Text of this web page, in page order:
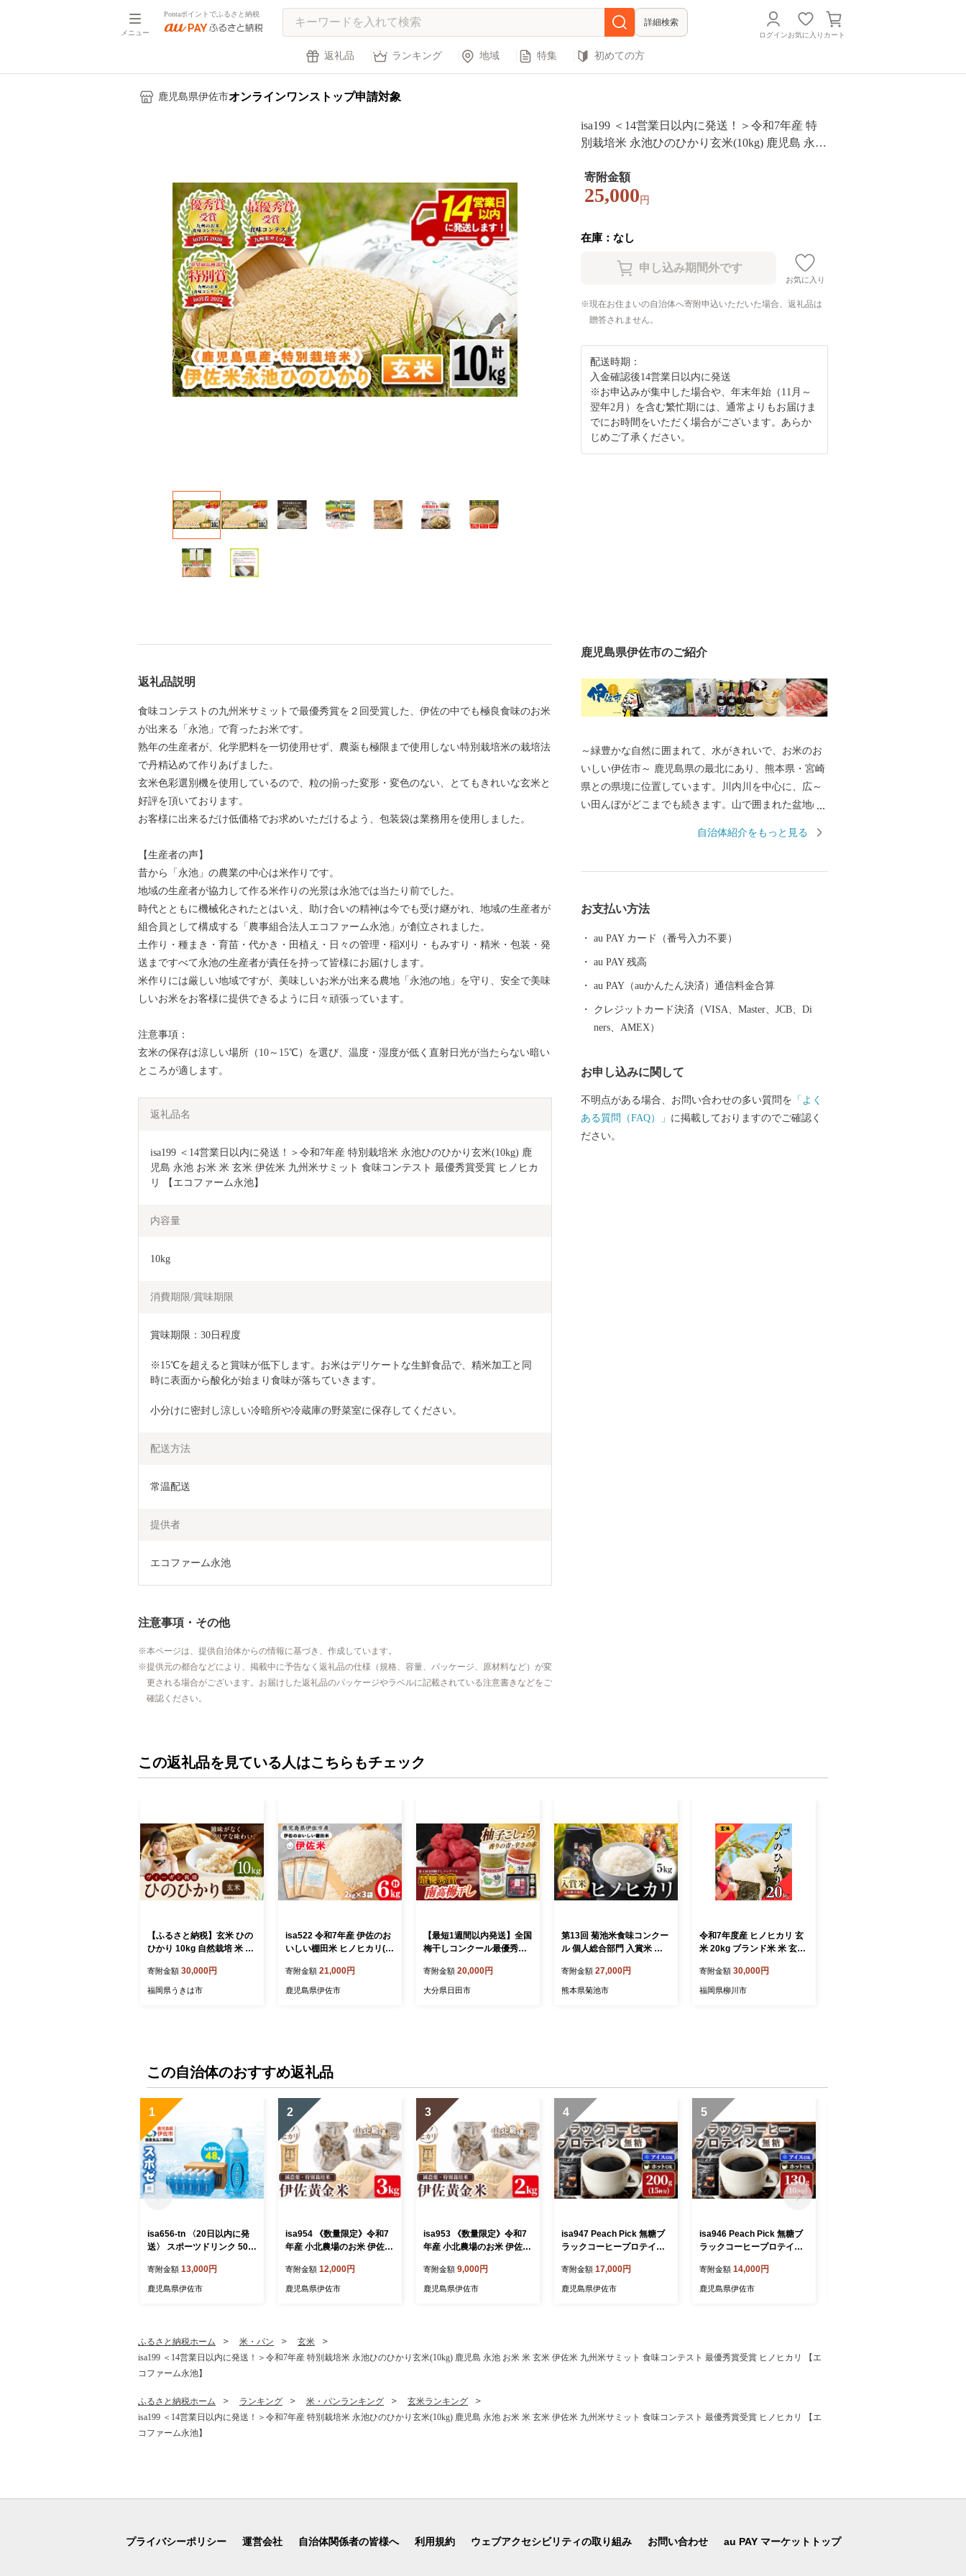
メニュー
Pontaポイントでふるさと納税
詳細検索
ログインお気に入り カート
返礼品 ランキング 地域 特集 初めての方
鹿児島県伊佐市オンラインワンストップ申請対象
isa199 ＜14営業日以内に発送！＞令和7年産 特
別栽培米 永池ひのひかり玄米(10kg) 鹿児島 永池
スト 最優秀賞受賞 ヒノヒカリ 【エコファーム
永池】
寄附金額
25,000 円
在庫：なし
お気に入り
現在お住まいの自治体へ寄附申込いただいた場合、返礼品は
贈答されません。
配送時期：
入金確認後14営業日以内に発送
※お申込みが集中した場合や、年末年始（11月～
翌年2月）を含む繁忙期には、通常よりもお届けま
でにお時間をいただく場合がございます。あらか
じめご了承ください。
返礼品説明
食味コンテストの九州米サミットで最優秀賞を２回受賞した、伊佐の中でも極良食味のお米
が出来る「永池」で育ったお米です。
熟年の生産者が、化学肥料を一切使用せず、農薬も極限まで使用しない特別栽培米の栽培法
で丹精込めて作りあげました。
玄米色彩選別機を使用しているので、粒の揃った変形・変色のない、とてもきれいな玄米と
好評を頂いております。
お客様に出来るだけ低価格でお求めいただけるよう、包装袋は業務用を使用しました。
【生産者の声】
昔から「永池」の農業の中心は米作りです。
地域の生産者が協力して作る米作りの光景は永池では当たり前でした。
時代とともに機械化されたとはいえ、助け合いの精神は今でも受け継がれ、地域の生産者が
組合員として構成する「農事組合法人エコファーム永池」が創立されました。
土作り・種まき・育苗・代かき・田植え・日々の管理・稲刈り・もみすり・精米・包装・発
送まですべて永池の生産者が責任を持って皆様にお届けします。
米作りには厳しい地域ですが、美味しいお米が出来る農地「永池の地」を守り、安全で美味
しいお米をお客様に提供できるように日々頑張っています。
注意事項：
玄米の保存は涼しい場所（10～15℃）を選び、温度・湿度が低く直射日光が当たらない暗い
ところが適します。
返礼品名
isa199 ＜14営業日以内に発送！＞令和7年産 特別栽培米 永池ひのひかり玄米(10kg) 鹿
児島 永池 お米 米 玄米 伊佐米 九州米サミット 食味コンテスト 最優秀賞受賞 ヒノヒカ
リ 【エコファーム永池】
内容量
10kg
消費期限/賞味期限
賞味期限：30日程度
※15℃を超えると賞味が低下します。お米はデリケートな生鮮食品で、精米加工と同
時に表面から酸化が始まり食味が落ちていきます。
小分けに密封し涼しい冷暗所や冷蔵庫の野菜室に保存してください。
配送方法
常温配送
提供者
エコファーム永池
注意事項・その他
本ページは、提供自治体からの情報に基づき、作成しています。
提供元の都合などにより、掲載中に予告なく返礼品の仕様（規格、容量、パッケージ、原材料など）が変
更される場合がございます。お届けした返礼品のパッケージやラベルに記載されている注意書きなどをご
確認ください。
鹿児島県伊佐市のご紹介
～緑豊かな自然に囲まれて、水がきれいで、お米のお
いしい伊佐市～ 鹿児島県の最北にあり、熊本県・宮崎
県との県境に位置しています。川内川を中心に、広～
い田んぼがどこまでも続きます。山で囲まれた盆地の
しく『鹿児島の北海道』と言われるほどです。 伊佐市
自治体紹介をもっと見る
お支払い方法
au PAY カード（番号入力不要）
au PAY 残高
au PAY（auかんたん決済）通信料金合算
クレジットカード決済（VISA、Master、JCB、Di
ners、AMEX）
お申し込みに関して
不明点がある場合、お問い合わせの多い質問を 「よく
ある質問（FAQ）」 に掲載しておりますのでご確認く
ださい。
この返礼品を見ている人はこちらもチェック
【ふるさと納税】玄米 ひの
ひかり 10kg 自然栽培 米 お
め コメ ヒノヒカリ 健康 食
物繊維 腸活 ヘルシー 自然
寄附金額 30,000円
福岡県うきは市
isa522 令和7年産 伊佐のお
いしい棚田米 ヒノヒカリ(計
精米 伊佐米 2kg お米 米 ご
はん ご飯 ひのひかり 【薩
寄附金額 21,000円
鹿児島県伊佐市
【最短1週間以内発送】全国
梅干しコンクール最優秀賞
子こしょう2種」 日田特産
品 詰合せセット 日田市 /
寄附金額 20,000円
大分県日田市
第13回 菊池米食味コンクー
ル 個人総合部門 入賞米 ひ
産品センター《30日以内に
出荷予定(土日祝除く)》熊本
寄附金額 27,000円
熊本県菊池市
令和7年度産 ヒノヒカリ 玄
米 20kg ブランド米 米 玄米
ち 特A評価 ひのひかり こめ
お米 okome kome おむすび
寄附金額 30,000円
福岡県柳川市
この自治体のおすすめ返礼品
1
isa656-tn 〈20日以内に発
送〉 スポーツドリンク 500
トル カロリーゼロ 天然アル
カリ 温泉水 でつくった ス
ル成分(ナトリウム) がたっ
含有 【財宝】
寄附金額 13,000円
鹿児島県伊佐市
2
isa954 《数量限定》令和7
年産 小北農場のお米 伊佐黄
児島 伊佐 お米 特別栽培米
伊佐米 白米 ヒノヒカリ ひ
寄附金額 12,000円
鹿児島県伊佐市
3
isa953 《数量限定》令和7
年産 小北農場のお米 伊佐黄
児島 伊佐 お米 特別栽培米
伊佐米 白米 ヒノヒカリ ひ
寄附金額 9,000円
鹿児島県伊佐市
4
isa947 Peach Pick 無糖ブ
ラックコーヒープロテイン
ブラック 無糖 ダイエット
置き換え 間食 低糖質 低脂
寄附金額 17,000円
鹿児島県伊佐市
5
isa946 Peach Pick 無糖ブ
ラックコーヒープロテイン
ブラック 無糖 ダイエット
置き換え 間食 低糖質 低脂
寄附金額 14,000円
鹿児島県伊佐市
ふるさと納税ホーム 米・パン
玄米
isa199 ＜14営業日以内に発送！＞令和7年産 特別栽培米 永池ひのひかり玄米(10kg) 鹿児島 永池 お米 米 玄米 伊佐米 九州米サミット 食味コンテスト 最優秀賞受賞 ヒノヒカリ 【エ
コファーム永池】
ふるさと納税ホーム ランキング 米・パンランキング
玄米ランキング
isa199 ＜14営業日以内に発送！＞令和7年産 特別栽培米 永池ひのひかり玄米(10kg) 鹿児島 永池 お米 米 玄米 伊佐米 九州米サミット 食味コンテスト 最優秀賞受賞 ヒノヒカリ 【エ
コファーム永池】
プライバシーポリシー 運営会社 自治体関係者の皆様へ 利用規約 ウェブアクセシビリティの取り組み お問い合わせ au PAY マーケットトップ